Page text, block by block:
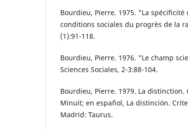
Bourdieu, Pierre. 1975. "La
conditions sociales du progrès de la
(1):91-118.
Bourdieu, Pierre. 1976. "Le champ
Sciences Sociales, 2-3:88-104.
Bourdieu, Pierre. 1979. La
Minuit; en español, La distinción.
Madrid: Taurus.